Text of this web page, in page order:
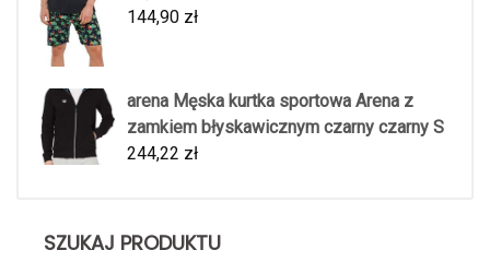
144,90 zł
arena Męska kurtka sportowa Arena z
zamkiem błyskawicznym czarny czarny S
244,22 zł
SZUKAJ PRODUKTU